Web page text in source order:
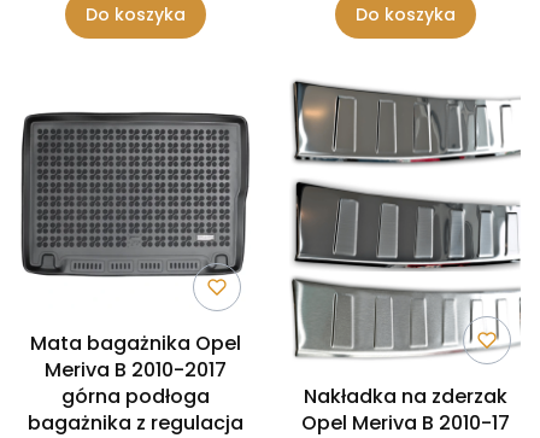
Do koszyka Do koszyka
Mata bagażnika Opel
Meriva B 2010-2017
górna podłoga
bagażnika z regulacja
Nakładka na zderzak
Opel Meriva B 2010-17